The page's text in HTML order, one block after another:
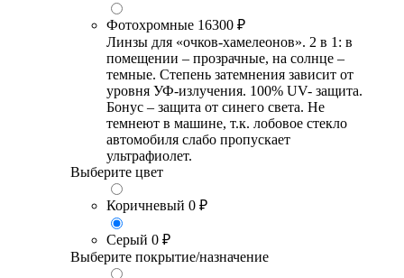
Фотохромные 16300 ₽
Линзы для «очков-хамелеонов». 2 в 1: в
помещении – прозрачные, на солнце –
темные. Степень затемнения зависит от
уровня УФ-излучения. 100% UV- защита.
Бонус – защита от синего света. Не
темнеют в машине, т.к. лобовое стекло
автомобиля слабо пропускает
ультрафиолет.
Выберите цвет
Коричневый 0 ₽
Серый 0 ₽
Выберите покрытие/назначение